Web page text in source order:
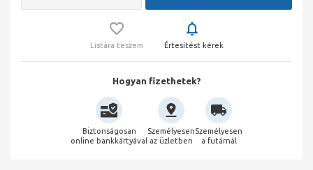
Listára teszem Értesítést kérek
Hogyan fizethetek?
Biztonságosan
online bankkártyával
Személyesen
az üzletben
Személyesen
a futárnál